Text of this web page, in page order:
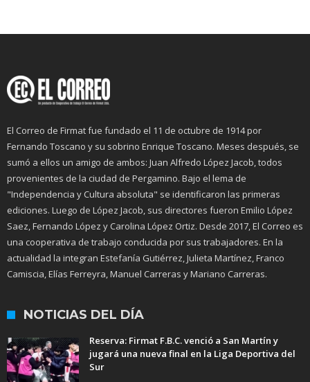
El Correo de Firmat fue fundado el 11 de octubre de 1914 por
Fernando Toscano y su sobrino Enrique Toscano. Meses después, se
sumó a ellos un amigo de ambos: Juan Alfredo López Jacob, todos
provenientes de la ciudad de Pergamino. Bajo el lema de
"Independencia y Cultura absoluta" se identificaron las primeras
ediciones. Luego de López Jacob, sus directores fueron Emilio López
Saez, Fernando López y Carolina López Ortiz. Desde 2017, El Correo es
una cooperativa de trabajo conducida por sus trabajadores. En la
actualidad la integran Estefanía Gutiérrez, Julieta Martínez, Franco
Camiscia, Elías Ferreyra, Manuel Carreras y Mariano Carreras.
NOTICIAS DEL DÍA
Reserva: Firmat F.B.C. venció a San Martín y
jugará una nueva final en la Liga Deportiva del
Sur